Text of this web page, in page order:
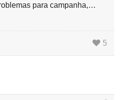
para campanha,…
5